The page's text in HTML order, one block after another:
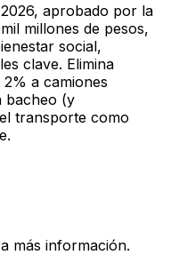
aprobado por la
millones de pesos,
social,
clave. Elimina
a camiones
bacheo (y
transporte como
más información.